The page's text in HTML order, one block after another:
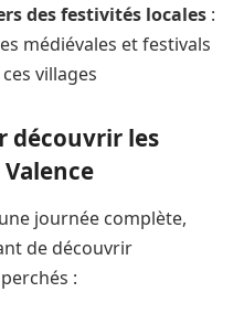
des festivités locales :
médiévales et festivals
villages
découvrir les
journée complète,
de découvrir
: